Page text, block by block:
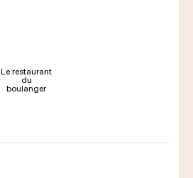
Le restaurant
du
boulanger